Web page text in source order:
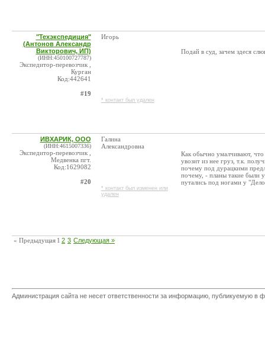
"Техэкспедиция"
(Антонов Александр
Викторович, ИП)
(ИНН:450100727787)
Экспедитор-перевозчик ,
Курган
Код:442641
#19
Игорь
* контакт был удален
Подай в суд, зачем здеся
ИВХАРИК, ООО
(ИНН:4615007336)
Экспедитор-перевозчик ,
Медвенка пгт.
Код:1629082
#20
Галина
Александровна
* контакт был изменен или
удален
Как обычно умалчивают, что
увозит из нее груз, т.к.
почему под дурацкими
почему, - планы такие были
путались под ногами у
« Предыдущая 1 2 3 Следующая »
Администрация сайта не несет ответственности за информацию, публикуемую